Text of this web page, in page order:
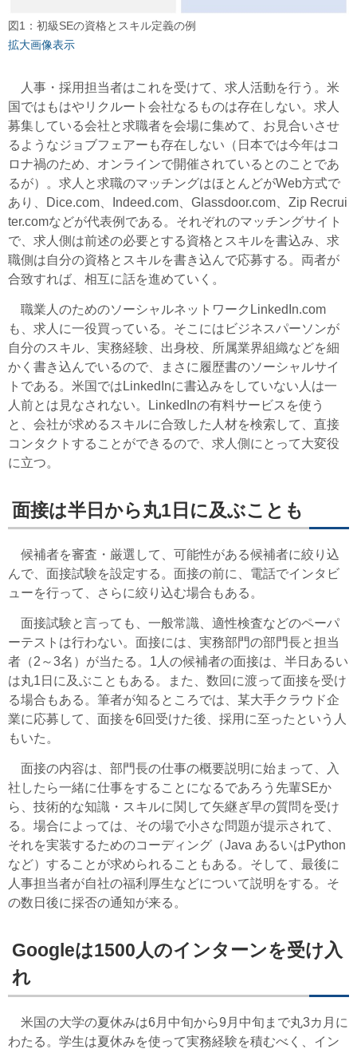
図1：初級SEの資格とスキル定義の例
拡大画像表示
人事・採用担当者はこれを受けて、求人活動を行う。米
国ではもはやリクルート会社なるものは存在しない。求人
募集している会社と求職者を会場に集めて、お見合いさせ
るようなジョブフェアーも存在しない（日本では今年はコ
ロナ禍のため、オンラインで開催されているとのことであ
るが）。求人と求職のマッチングはほとんどがWeb方式で
あり、Dice.com、Indeed.com、Glassdoor.com、Zip Recrui
ter.comなどが代表例である。それぞれのマッチングサイト
で、求人側は前述の必要とする資格とスキルを書込み、求
職側は自分の資格とスキルを書き込んで応募する。両者が
合致すれば、相互に話を進めていく。
職業人のためのソーシャルネットワークLinkedIn.com
も、求人に一役買っている。そこにはビジネスパーソンが
自分のスキル、実務経験、出身校、所属業界組織などを細
かく書き込んでいるので、まさに履歴書のソーシャルサイ
トである。米国ではLinkedInに書込みをしていない人は一
人前とは見なされない。LinkedInの有料サービスを使う
と、会社が求めるスキルに合致した人材を検索して、直接
コンタクトすることができるので、求人側にとって大変役
に立つ。
面接は半日から丸1日に及ぶことも
候補者を審査・厳選して、可能性がある候補者に絞り込
んで、面接試験を設定する。面接の前に、電話でインタビ
ューを行って、さらに絞り込む場合もある。
面接試験と言っても、一般常識、適性検査などのペーパ
ーテストは行わない。面接には、実務部門の部門長と担当
者（2～3名）が当たる。1人の候補者の面接は、半日あるい
は丸1日に及ぶこともある。また、数回に渡って面接を受け
る場合もある。筆者が知るところでは、某大手クラウド企
業に応募して、面接を6回受けた後、採用に至ったという人
もいた。
面接の内容は、部門長の仕事の概要説明に始まって、入
社したら一緒に仕事をすることになるであろう先輩SEか
ら、技術的な知識・スキルに関して矢継ぎ早の質問を受け
る。場合によっては、その場で小さな問題が提示されて、
それを実装するためのコーディング（Java あるいはPython
など）することが求められることもある。そして、最後に
人事担当者が自社の福利厚生などについて説明をする。そ
の数日後に採否の通知が来る。
Googleは1500人のインターンを受け入
れ
米国の大学の夏休みは6月中旬から9月中旬まで丸3カ月に
わたる。学生は夏休みを使って実務経験を積むべく、イン